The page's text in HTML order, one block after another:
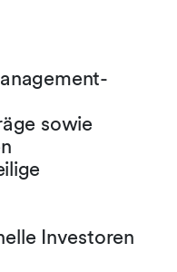
sowie
Investoren